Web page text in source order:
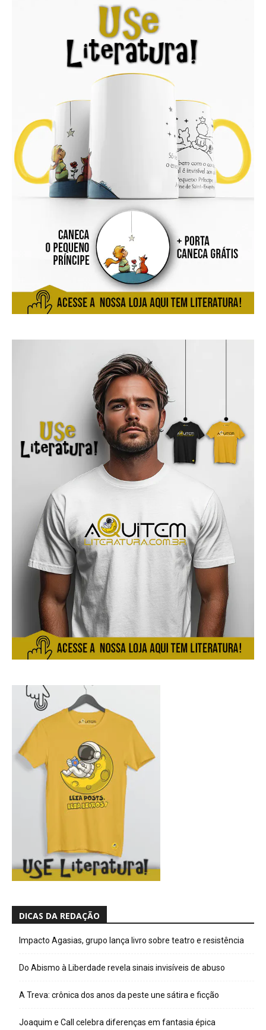
DICAS DA REDAÇÃO
Impacto Agasias, grupo lança livro sobre teatro e resistência
Do Abismo à Liberdade revela sinais invisíveis de abuso
A Treva: crônica dos anos da peste une sátira e ficção
Joaquim e Call celebra diferenças em fantasia épica